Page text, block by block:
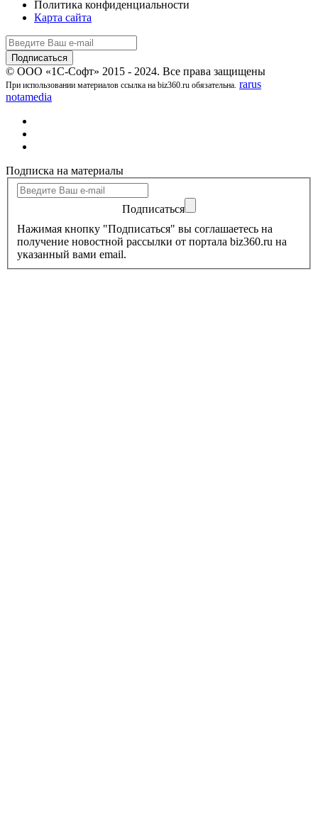
Политика конфиденциальности
Карта сайта
© ООО «1С-Софт» 2015 - 2024. Все права защищены
При использовании материалов ссылка на biz360.ru обязательна. rarus
notamedia
Подписка на материалы
Подписаться
Нажимая кнопку "Подписаться" вы соглашаетесь на
получение новостной рассылки от портала biz360.ru на
указанный вами email.